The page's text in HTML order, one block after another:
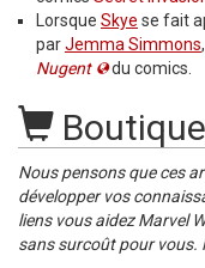
Lorsque Skye se fait
parJemma Simmons
Nugent
du comics.
Boutique
Nous pensons que ces
développer vos
liens vous aidez Marvel
sans surcoût pour vous.